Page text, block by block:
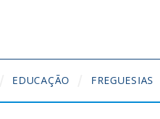
EDUCAÇÃO FREGUESIAS